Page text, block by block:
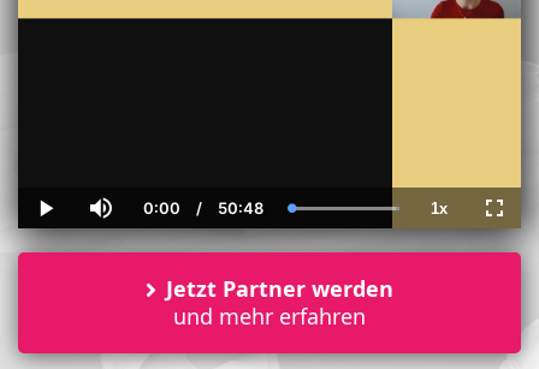
Play Mute
Current
Time
0:00 / Duration
50:48 Loaded
100.00%
1xPlayback
Rate
Jetzt Partner werden
und mehr erfahren